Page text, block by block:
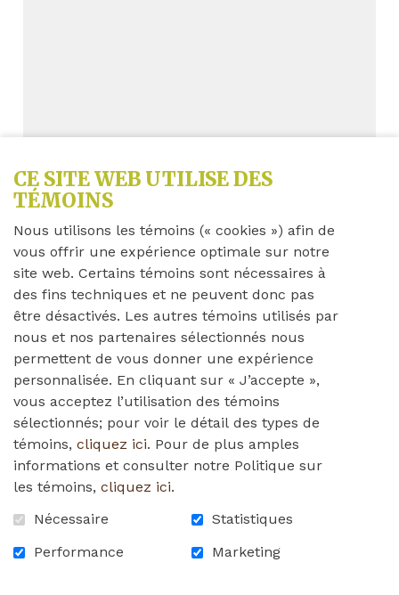
Achetez 10, obtenez-en 1
gratuit
tbd
0,00 $
DÉTAILS
CE SITE WEB UTILISE DES
TÉMOINS
Nous utilisons les témoins (« cookies ») afin de
vous offrir une expérience optimale sur notre
site web. Certains témoins sont nécessaires à
des fins techniques et ne peuvent donc pas
être désactivés. Les autres témoins utilisés par
nous et nos partenaires sélectionnés nous
permettent de vous donner une expérience
personnalisée. En cliquant sur « J’accepte »,
vous acceptez l’utilisation des témoins
sélectionnés; pour voir le détail des types de
témoins, cliquez ici. Pour de plus amples
informations et consulter notre Politique sur
les témoins, cliquez ici.
Nécessaire
Statistiques
Performance
Marketing